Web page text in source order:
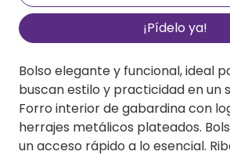
¡Pídelo ya!
Bolso elegante y funcional, ideal
buscan estilo y practicidad en un
Forro interior de gabardina con
herrajes metálicos plateados.
un acceso rápido a lo esencial.